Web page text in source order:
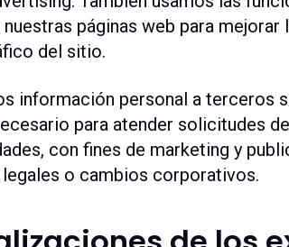
páginas web para mejorar
del sitio.
información personal a terceros
para atender solicitudes
con fines de marketing y
o cambios corporativos.